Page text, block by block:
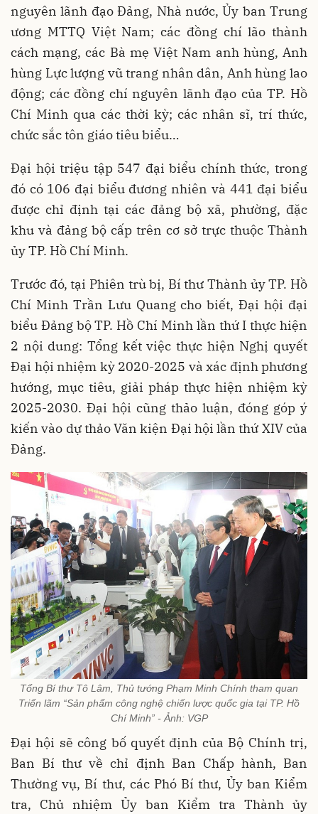
nguyên lãnh đạo Đảng, Nhà nước, Ủy ban Trung
ương MTTQ Việt Nam; các đồng chí lão thành
cách mạng, các Bà mẹ Việt Nam anh hùng, Anh
hùng Lực lượng vũ trang nhân dân, Anh hùng lao
động; các đồng chí nguyên lãnh đạo của TP. Hồ
Chí Minh qua các thời kỳ; các nhân sĩ, trí thức,
chức sắc tôn giáo tiêu biểu…
Đại hội triệu tập 547 đại biểu chính thức, trong
đó có 106 đại biểu đương nhiên và 441 đại biểu
được chỉ định tại các đảng bộ xã, phường, đặc
khu và đảng bộ cấp trên cơ sở trực thuộc Thành
ủy TP. Hồ Chí Minh.
Trước đó, tại Phiên trù bị, Bí thư Thành ủy TP. Hồ
Chí Minh Trần Lưu Quang cho biết, Đại hội đại
biểu Đảng bộ TP. Hồ Chí Minh lần thứ I thực hiện
2 nội dung: Tổng kết việc thực hiện Nghị quyết
Đại hội nhiệm kỳ 2020-2025 và xác định phương
hướng, mục tiêu, giải pháp thực hiện nhiệm kỳ
2025-2030. Đại hội cũng thảo luận, đóng góp ý
kiến vào dự thảo Văn kiện Đại hội lần thứ XIV của
Đảng.
Tổng Bí thư Tô Lâm, Thủ tướng Phạm Minh Chính tham quan
Triển lãm “Sản phẩm công nghệ chiến lược quốc gia tại TP. Hồ
Chí Minh” - Ảnh: VGP
Đại hội sẽ công bố quyết định của Bộ Chính trị,
Ban Bí thư về chỉ định Ban Chấp hành, Ban
Thường vụ, Bí thư, các Phó Bí thư, Ủy ban Kiểm
tra, Chủ nhiệm Ủy ban Kiểm tra Thành ủy